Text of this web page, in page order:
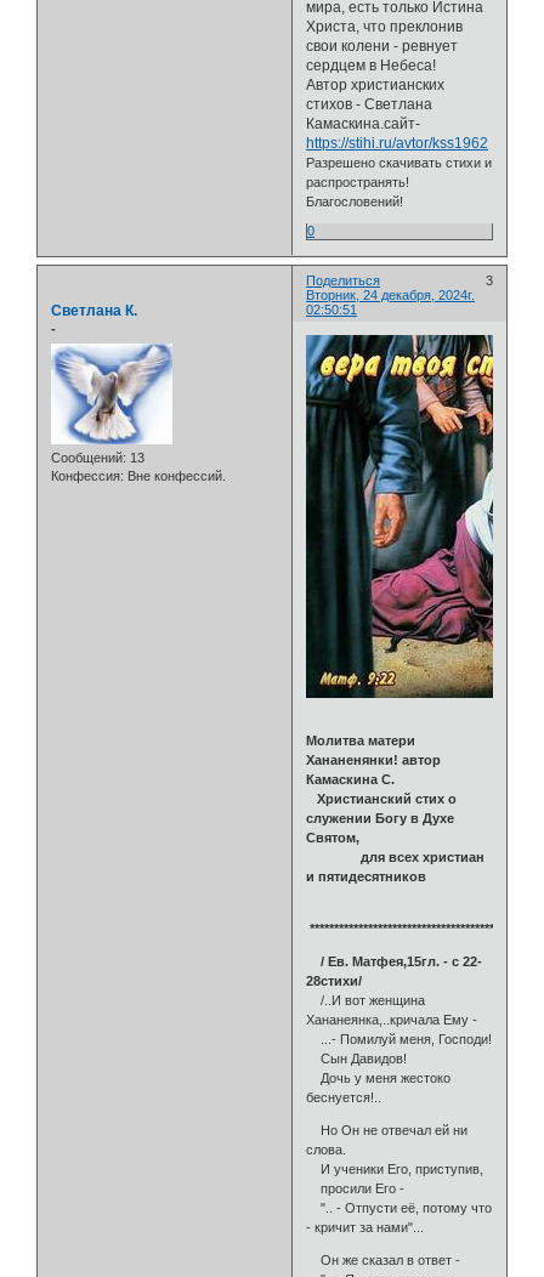
мира, есть только Истина
Христа, что преклонив
свои колени - ревнует
сердцем в Небеса!
Автор христианских
стихов - Светлана
Камаскина.сайт-
https://stihi.ru/avtor/kss1962
Разрешено скачивать стихи и
распространять!
Благословений!
0
Поделиться
3
Вторник, 24 декабря, 2024г.
02:50:51
Светлана К.
-
Сообщений: 13
Конфессия: Вне конфессий.
Молитва матери
Хананенянки! автор
Камаскина С.
Христианский стих о
служении Богу в Духе
Святом,
для всех христиан
и пятидесятников
************************************************
/ Ев. Матфея,15гл. - с 22-
28стихи/
/..И вот женщина
Хананеянка,..кричала Ему -
...- Помилуй меня, Господи!
Сын Давидов!
Дочь у меня жестоко
беснуется!..
Но Он не отвечал ей ни
слова.
И ученики Его, приступив,
просили Его -
".. - Отпусти её, потому что
- кричит за нами"...
Он же сказал в ответ -